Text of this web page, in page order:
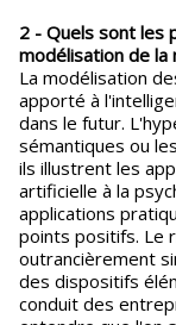
2 - Quels sont les
modélisation de la
La modélisation
apporté à
dans le futur.
sémantiques ou
ils illustrent les
artificielle à la
applications
points positifs. Le
outrancièrement
des dispositifs
conduit des